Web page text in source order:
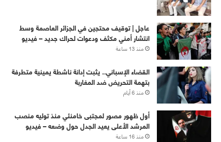
عاجل | توقيف محتجين في الجزائر العاصمة وسط
انتشار أمني مكثف ودعوات لحراك جديد – فيديو
منذ 13 ساعة
القضاء الإسباني.. يثبت إدانة ناشطة يمينية متطرفة
بتهمة التحريض ضد المغاربة
منذ 6 أيام
أول ظهور مصور لمجتبى خامنئي منذ توليه منصب
المرشد الأعلى يعيد الجدل حول وضعه – فيديو
منذ 16 ساعة